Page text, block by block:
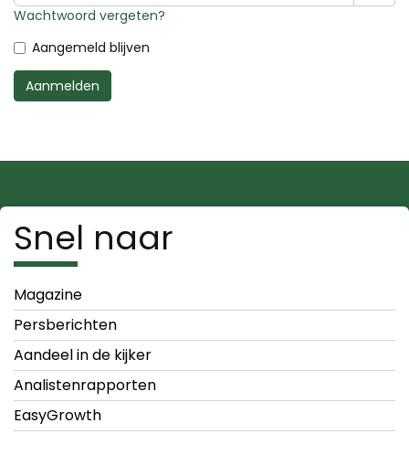
Wachtwoord vergeten?
Aangemeld blijven
Aanmelden
Snel naar
Magazine
Persberichten
Aandeel in de kijker
Analistenrapporten
EasyGrowth